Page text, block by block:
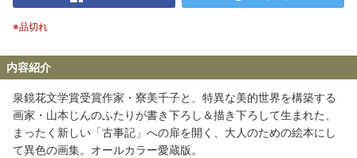
※品切れ
内容紹介
泉鏡花文学賞受賞作家・寮美千子と、特異な美的世界を構築する
画家・山本じんのふたりが書き下ろし＆描き下ろして生まれた、
まったく新しい「古事記」への扉を開く、大人のための絵本にし
て異色の画集。オールカラー愛蔵版。